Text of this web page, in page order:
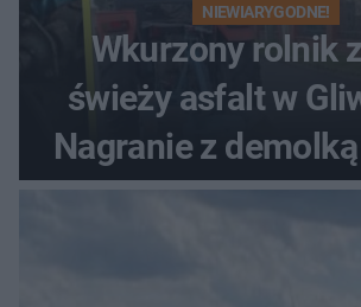
NIEWIARYGODNE!
Wkurzony rolnik
świeży asfalt w
Nagranie z
sieć